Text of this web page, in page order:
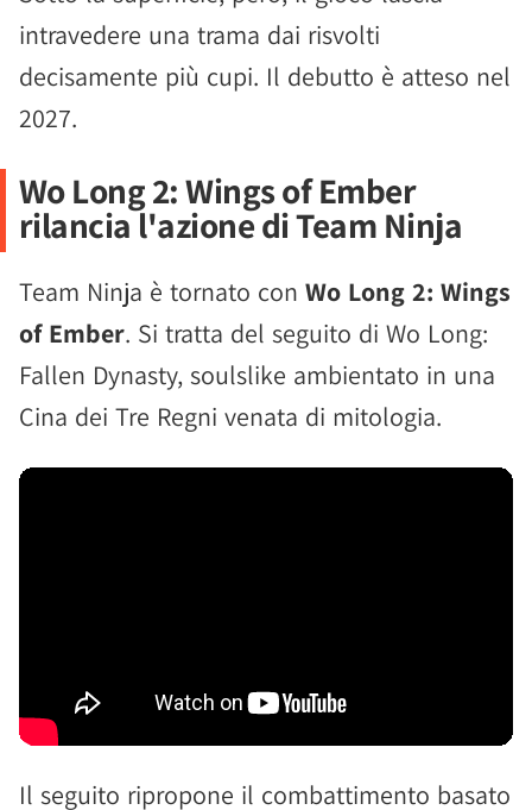
intravedere una trama dai risvolti
decisamente più cupi. Il debutto è atteso nel
2027.
Wo Long 2: Wings of Ember
rilancia l'azione di Team Ninja
Team Ninja è tornato con Wo Long 2: Wings
of Ember. Si tratta del seguito di Wo Long:
Fallen Dynasty, soulslike ambientato in una
Cina dei Tre Regni venata di mitologia.
Il seguito ripropone il combattimento basato